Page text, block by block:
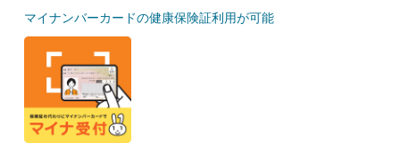
マイナンバーカードの健康保険証利用が可能